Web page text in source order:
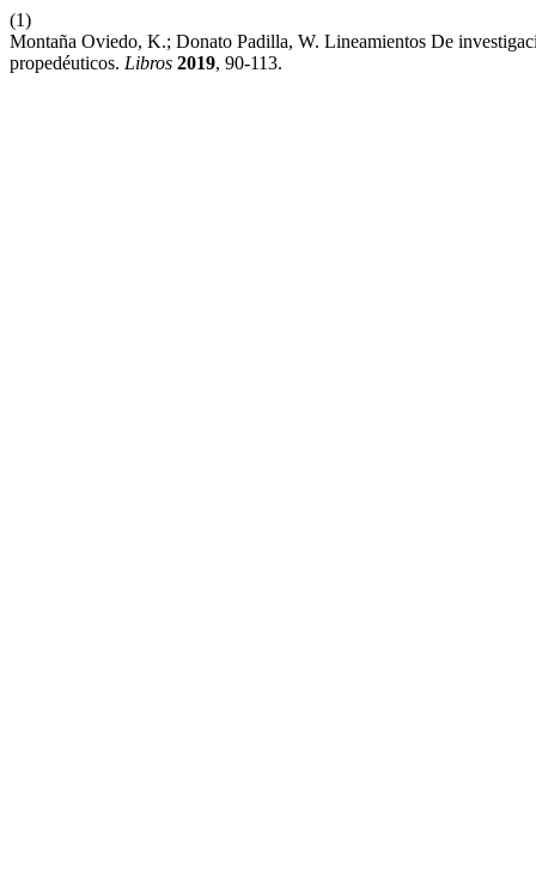
(1)
Montaña Oviedo, K.; Donato Padilla, W. Lineamientos De
propedéuticos. Libros 2019, 90-113.